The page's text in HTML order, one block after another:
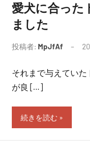
愛犬に合った
ました
投稿者: MpJfAf
それまで与えてい
が良 […]
続きを読む